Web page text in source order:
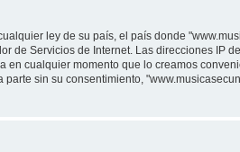
ley de su país, el país donde
de Servicios de Internet. Las direcciones IP
en cualquier momento que lo creamos
sin su consentimiento,